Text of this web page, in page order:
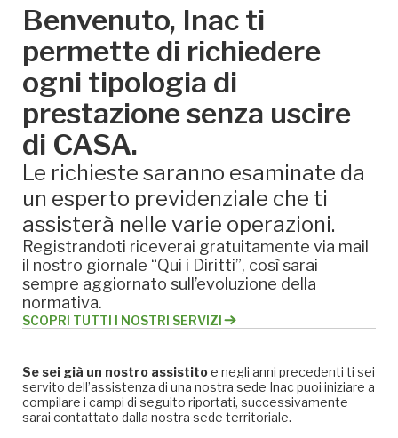
Benvenuto, Inac ti
permette di richiedere
ogni tipologia di
prestazione senza uscire
di CASA.
Le richieste saranno esaminate da
un esperto previdenziale che ti
assisterà nelle varie operazioni.
Registrandoti riceverai gratuitamente via mail
il nostro giornale “Qui i Diritti”, così sarai
sempre aggiornato sull’evoluzione della
normativa.
SCOPRI TUTTI I NOSTRI SERVIZI
Se sei già un nostro assistitoe negli anni precedenti ti sei
servito dell’assistenza di una nostra sede Inac puoi iniziare a
compilare i campi di seguito riportati, successivamente
sarai contattato dalla nostra sede territoriale.